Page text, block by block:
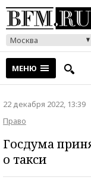
Москва
МЕНЮ
22 декабря 2022, 13:39
Право
Госдума
о такси